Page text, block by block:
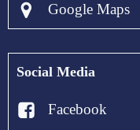
Google Maps
Social Media
Facebook